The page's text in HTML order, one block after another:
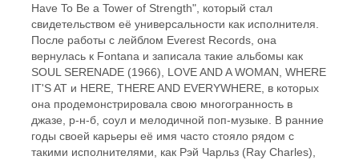
Have To Be a Tower of Strength", который стал
свидетельством её универсальности как исполнителя.
После работы с лейблом Everest Records, она
вернулась к Fontana и записала такие альбомы как
SOUL SERENADE (1966), LOVE AND A WOMAN, WHERE
IT'S AT и HERE, THERE AND EVERYWHERE, в которых
она продемонстрировала свою многогранность в
джазе, р-н-б, соул и мелодичной поп-музыке. В ранние
годы своей карьеры её имя часто стояло рядом с
такими исполнителями, как Рэй Чарльз (Ray Charles),